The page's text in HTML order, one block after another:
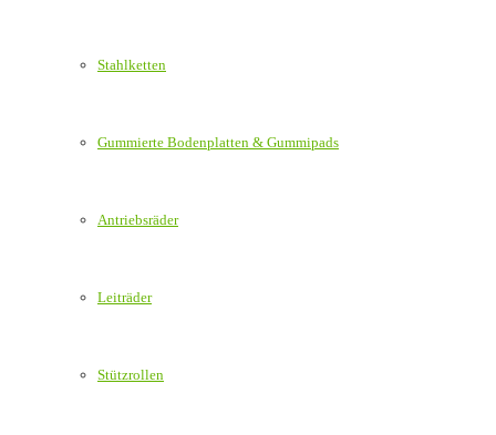
Stahlketten
Gummierte Bodenplatten & Gummipads
Antriebsräder
Leiträder
Stützrollen